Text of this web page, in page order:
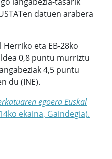
datuen arabera
Herriko eta EB-28ko
0,8 puntu murriztu
4,5 puntu
du (INE).
egoera Euskal
ekaina, Gaindegia).